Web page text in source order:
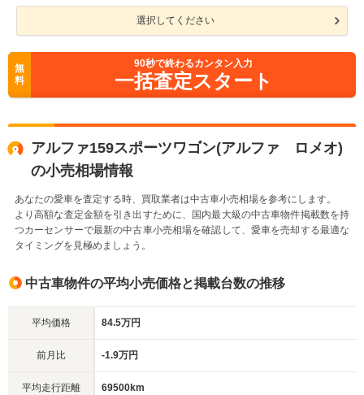
選択してください
無
料
90秒で終わるカンタン入力
一括査定スタート
アルファ159スポーツワゴン(アルファ ロメオ)
の小売相場情報
あなたの愛車を査定する時、買取業者は中古車小売相場を参考にします。
より高額な査定金額を引き出すために、国内最大級の中古車物件掲載数を持
つカーセンサーで最新の中古車小売相場を確認して、愛車を売却する最適な
タイミングを見極めましょう。
中古車物件の平均小売価格と掲載台数の推移
平均価格 84.5万円
前月比 -1.9万円
平均走行距離 69500km